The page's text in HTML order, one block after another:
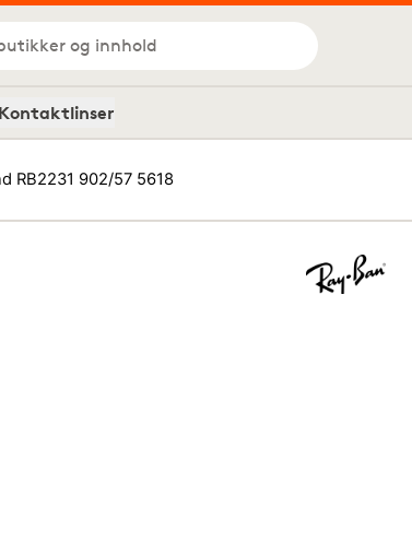
og innhold
Kontaktlinser
RB2231 902/57 5618